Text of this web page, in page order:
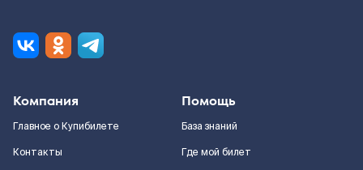
Компания
Главное о Купибилете
Контакты
Помощь
База знаний
Где мой билет